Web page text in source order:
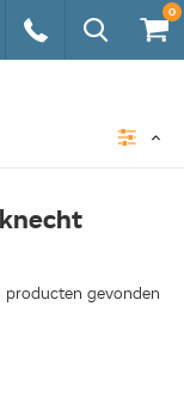
0
producten gevonden